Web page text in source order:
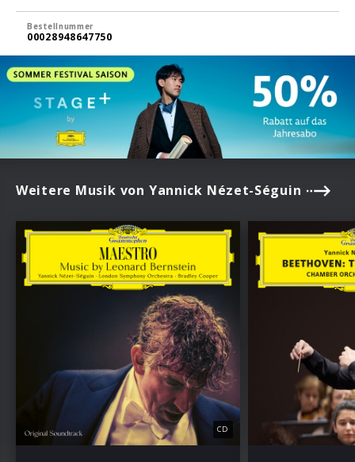
Bestellnummer
00028948647750
Weitere Musik von Yannick Nézet-Séguin
CD